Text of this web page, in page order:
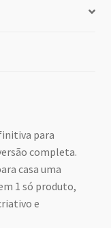
para
completa.
casa uma
1 só produto,
e